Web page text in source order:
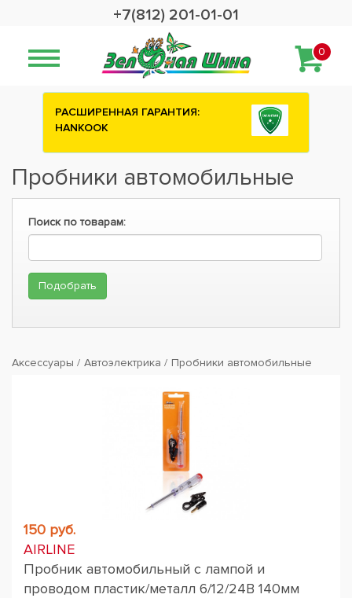
+7(812) 201-01-01
0
РАСШИРЕННАЯ ГАРАНТИЯ:
HANKOOK
Пробники автомобильные
Поиск по товарам:
Аксессуары Автоэлектрика Пробники автомобильные
150 руб.
AIRLINE
Пробник автомобильный с лампой и
проводом пластик/металл 6/12/24В 140мм